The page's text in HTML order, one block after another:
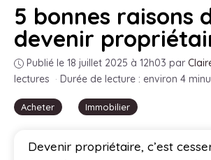
Acheter Immobilier
5 bonnes raisons
devenir
Publié le 18 juillet 2025 à 12h03 par
lectures · Durée de lecture : environ 4
Devenir propriétaire, c’est